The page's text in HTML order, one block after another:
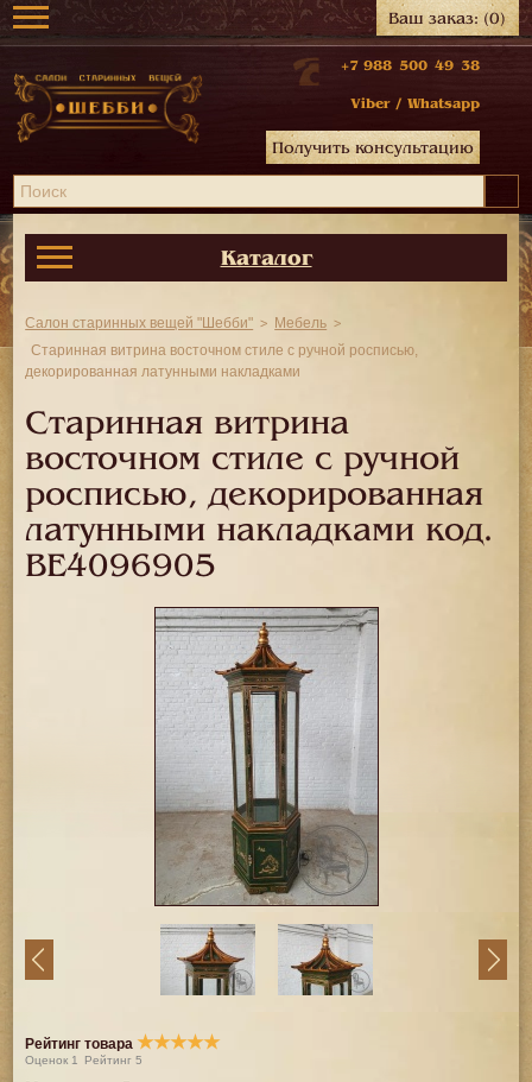
Ваш заказ:(0)
+7 988 500 49 38
Viber / Whatsapp
Получить консультацию
Каталог
Салон старинных вещей "Шебби"
Мебель
Старинная витрина восточном стиле с ручной росписью,
декорированная латунными накладками
Старинная витрина
восточном стиле с ручной
росписью, декорированная
латунными накладками код.
BE4096905
Рейтинг товара ★★★★★
Оценок 1 Рейтинг5